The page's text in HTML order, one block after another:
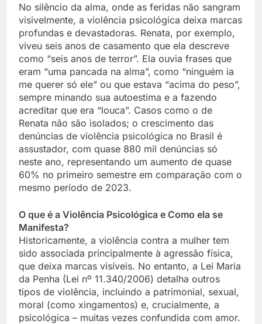
No silêncio da alma, onde as feridas não sangram
visivelmente, a violência psicológica deixa marcas
profundas e devastadoras. Renata, por exemplo,
viveu seis anos de casamento que ela descreve
como “seis anos de terror”. Ela ouvia frases que
eram “uma pancada na alma”, como “ninguém ia
me querer só ele” ou que estava “acima do peso”,
sempre minando sua autoestima e a fazendo
acreditar que era “louca”. Casos como o de
Renata não são isolados; o crescimento das
denúncias de violência psicológica no Brasil é
assustador, com quase 880 mil denúncias só
neste ano, representando um aumento de quase
60% no primeiro semestre em comparação com o
mesmo período de 2023.
O que é a Violência Psicológica e Como ela se
Manifesta?
Historicamente, a violência contra a mulher tem
sido associada principalmente à agressão física,
que deixa marcas visíveis. No entanto, a Lei Maria
da Penha (Lei nº 11.340/2006) detalha outros
tipos de violência, incluindo a patrimonial, sexual,
moral (como xingamentos) e, crucialmente, a
psicológica – muitas vezes confundida com amor.